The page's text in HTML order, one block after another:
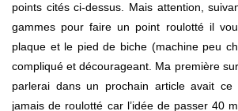
points cités ci-dessus. Mais attention,
gammes pour faire un point roulotté il
plaque et le pied de biche (machine peu
compliqué et décourageant. Ma première
parlerai dans un prochain article avait
jamais de roulotté car l’idée de passer 40